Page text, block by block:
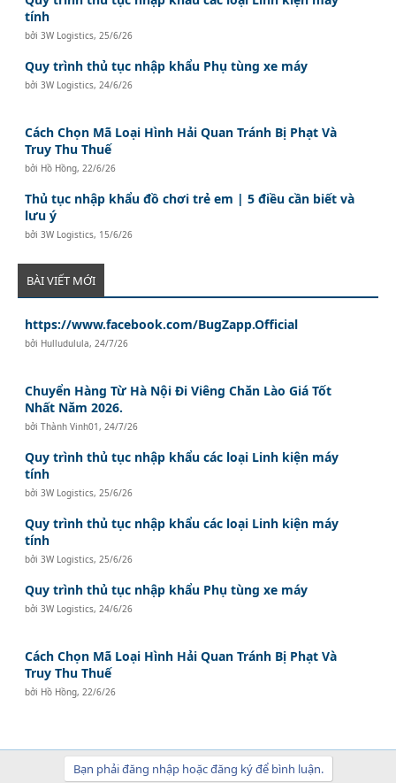
tính
bởi3W Logistics, 25/6/26
Quy trình thủ tục nhập khẩu Phụ tùng xe máy
bởi3W Logistics, 24/6/26
Cách Chọn Mã Loại Hình Hải Quan Tránh Bị Phạt Và
Truy Thu Thuế
bởi Hồ Hồng, 22/6/26
Thủ tục nhập khẩu đồ chơi trẻ em | 5 điều cần biết và
lưu ý
bởi3W Logistics, 15/6/26
BÀI VIẾT MỚI
https://www.facebook.com/BugZapp.Official
bởi Hulludulula, 24/7/26
Chuyển Hàng Từ Hà Nội Đi Viêng Chăn Lào Giá Tốt
Nhất Năm 2026.
bởiThành Vinh01 , 24/7/26
Quy trình thủ tục nhập khẩu các loại Linh kiện máy
tính
bởi3W Logistics, 25/6/26
Quy trình thủ tục nhập khẩu các loại Linh kiện máy
tính
bởi3W Logistics, 25/6/26
Quy trình thủ tục nhập khẩu Phụ tùng xe máy
bởi3W Logistics, 24/6/26
Cách Chọn Mã Loại Hình Hải Quan Tránh Bị Phạt Và
Truy Thu Thuế
bởi Hồ Hồng, 22/6/26
Bạn phải đăng nhập hoặc đăng ký để bình luận.